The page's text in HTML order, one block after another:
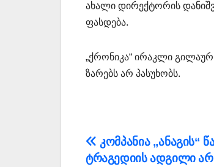
ახალი დირექტორის
ფასდება.
„ქრონიკა“ ირაკლი
ზარებს არ პასუხობს.
პოსტის
კომპანია „ანაგის“
ტრაგედიის ადგილი